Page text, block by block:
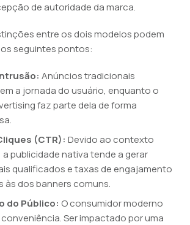
de autoridade da marca.
entre os dois modelos podem
seguintes pontos:
Anúncios tradicionais
a jornada do usuário, enquanto o
faz parte dela de forma
(CTR): Devido ao contexto
publicidade nativa tende a gerar
qualificados e taxas de engajamento
às dos banners comuns.
do Público: O consumidor moderno
Ser impactado por uma